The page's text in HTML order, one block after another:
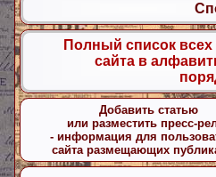
Полный список всех
сайта в
Добавить статью
или разместить пресс-
- информация для
сайта размещающих